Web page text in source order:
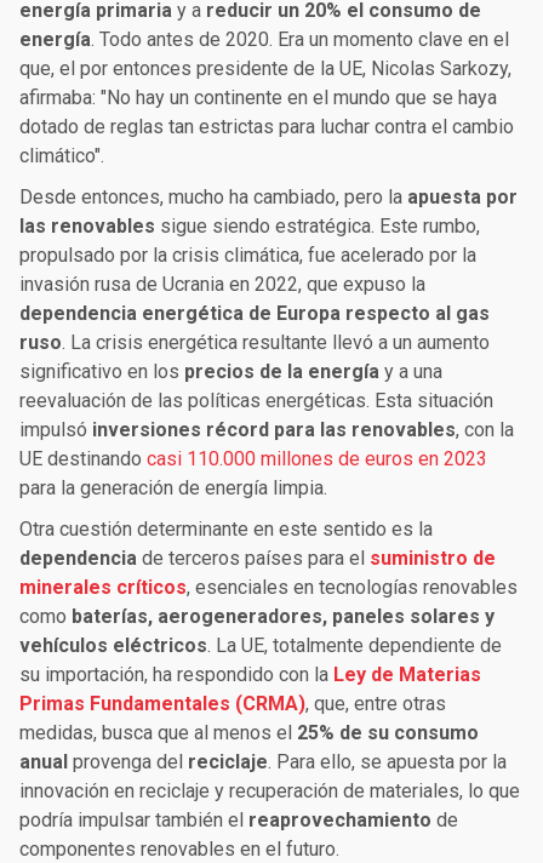
energía primaria y a reducir un 20% el consumo de
energía. Todo antes de 2020. Era un momento clave en el
que, el por entonces presidente de la UE, Nicolas Sarkozy,
afirmaba: "No hay un continente en el mundo que se haya
dotado de reglas tan estrictas para luchar contra el cambio
climático".
Desde entonces, mucho ha cambiado, pero la apuesta por
las renovables sigue siendo estratégica. Este rumbo,
propulsado por la crisis climática, fue acelerado por la
invasión rusa de Ucrania en 2022, que expuso la
dependencia energética de Europa respecto al gas
ruso. La crisis energética resultante llevó a un aumento
significativo en los precios de la energía y a una
reevaluación de las políticas energéticas. Esta situación
impulsó inversiones récord para las renovables, con la
UE destinando casi 110.000 millones de euros en 2023
para la generación de energía limpia.
Otra cuestión determinante en este sentido es la
dependencia de terceros países para el suministro de
minerales críticos, esenciales en tecnologías renovables
como baterías, aerogeneradores, paneles solares y
vehículos eléctricos. La UE, totalmente dependiente de
su importación, ha respondido con la Ley de Materias
Primas Fundamentales (CRMA), que, entre otras
medidas, busca que al menos el 25% de su consumo
anual provenga del reciclaje. Para ello, se apuesta por la
innovación en reciclaje y recuperación de materiales, lo que
podría impulsar también el reaprovechamiento de
componentes renovables en el futuro.